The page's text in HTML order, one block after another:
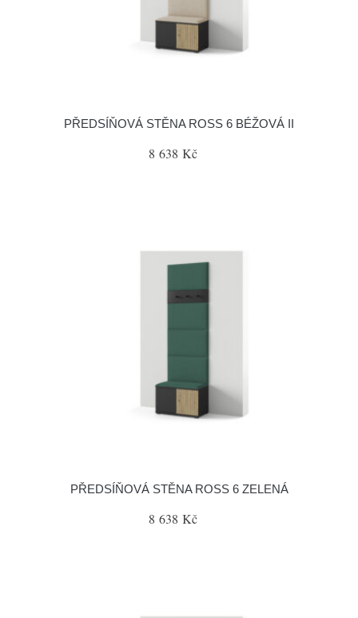
PŘEDSÍŇOVÁ STĚNA ROSS 6 BÉŽOVÁ II
8 638 Kč
PŘEDSÍŇOVÁ STĚNA ROSS 6 ZELENÁ
8 638 Kč